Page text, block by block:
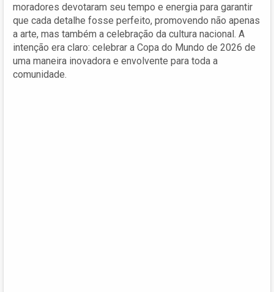
moradores devotaram seu tempo e energia para garantir
que cada detalhe fosse perfeito, promovendo não apenas
a arte, mas também a celebração da cultura nacional. A
intenção era claro: celebrar a Copa do Mundo de 2026 de
uma maneira inovadora e envolvente para toda a
comunidade.